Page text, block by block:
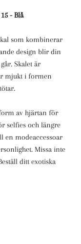
- Blå
som kombinerar
design blir din
Skalet är
mjukt i formen
av hjärtan för
selfies och längre
en modeaccessoar
Missa inte
ditt exotiska